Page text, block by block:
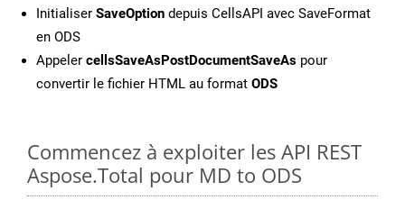
Initialiser SaveOption depuis CellsAPI avec SaveFormat
en ODS
Appeler cellsSaveAsPostDocumentSaveAs pour
convertir le fichier HTML au format ODS
Commencez à exploiter les API REST
Aspose.Total pour MD to ODS